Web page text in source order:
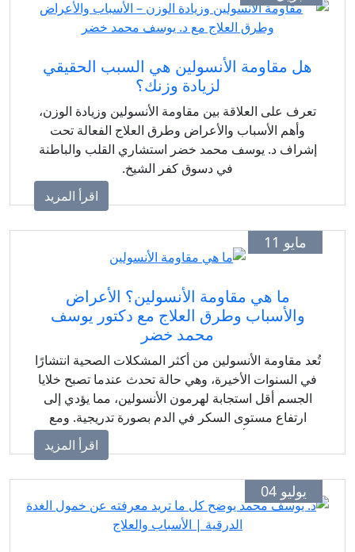
هل مقاومة الأنسولين هي السبب الحقيقي
لزيادة وزنك؟
تعرف على العلاقة بين مقاومة الأنسولين وزيادة الوزن،
وأهم الأسباب والأعراض وطرق العلاج الفعالة تحت
إشراف د. يوسف محمد خضر استشاري القلب والباطنة
في دسوق كفر الشيخ.
اقرأ المزيد
مايو 11
ما هي مقاومة الأنسولين؟ الأعراض
والأسباب وطرق العلاج مع دكتور يوسف
محمد خضر
تُعد مقاومة الأنسولين من أكثر المشكلات الصحية انتشارًا
في السنوات الأخيرة، وهي حالة تحدث عندما تصبح خلايا
الجسم أقل استجابة لهرمون الأنسولين، مما يؤدي إلى
ارتفاع مستوى السكر في الدم بصورة تدريجية. ومع
إهمال العلاج أو تغيير نمط الحياة، قد تتطور الحالة إلى
الإصابة بمرض السكري من النوع الثاني ومضاعفات
اقرأ المزيد
يوليو 04